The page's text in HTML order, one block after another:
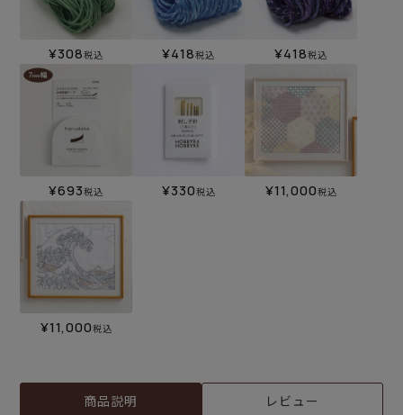
¥308税込 ¥418税込 ¥418税込
¥693税込 ¥330税込 ¥11,000税込
¥11,000税込
商品説明 レビュー